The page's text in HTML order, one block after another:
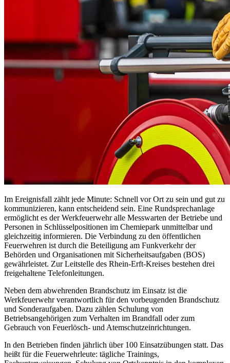
Im Ereignisfall zählt jede Minute: Schnell vor Ort zu sein und gut zu
kommunizieren, kann entscheidend sein. Eine Rundsprechanlage
ermöglicht es der Werkfeuerwehr alle Messwarten der Betriebe und
Personen in Schlüsselpositionen im Chemiepark unmittelbar und
gleichzeitig informieren. Die Verbindung zu den öffentlichen
Feuerwehren ist durch die Beteiligung am Funkverkehr der
Behörden und Organisationen mit Sicherheitsaufgaben (BOS)
gewährleistet. Zur Leitstelle des Rhein-Erft-Kreises bestehen drei
freigehaltene Telefonleitungen.
Neben dem abwehrenden Brandschutz im Einsatz ist die
Werkfeuerwehr verantwortlich für den vorbeugenden Brandschutz
und Sonderaufgaben. Dazu zählen Schulung von
Betriebsangehörigen zum Verhalten im Brandfall oder zum
Gebrauch von Feuerlösch- und Atemschutzeinrichtungen.
In den Betrieben finden jährlich über 100 Einsatzübungen statt. Das
heißt für die Feuerwehrleute: tägliche Trainings,